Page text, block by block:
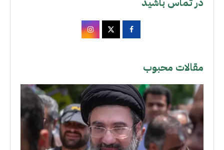
مقالات محبوب